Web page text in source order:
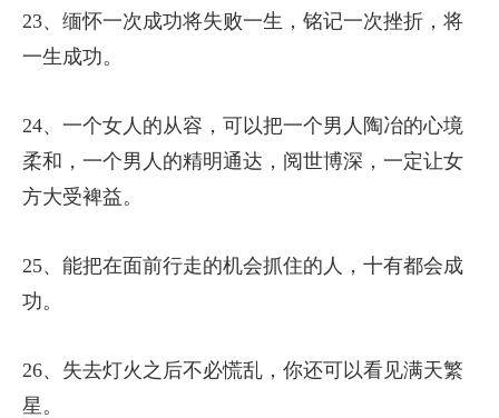
23、缅怀一次成功将失败一生，铭记一次挫折，将
一生成功。
24、一个女人的从容，可以把一个男人陶冶的心境
柔和，一个男人的精明通达，阅世博深，一定让女
方大受裨益。
25、能把在面前行走的机会抓住的人，十有都会成
功。
26、失去灯火之后不必慌乱，你还可以看见满天繁
星。